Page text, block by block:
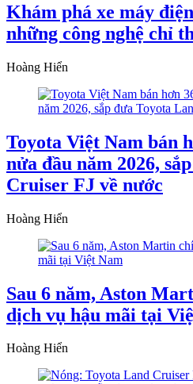
Khám phá xe máy
những công nghệ chỉ
Hoàng Hiển
Toyota Việt Nam bán
nửa đầu năm 2026,
Cruiser FJ về nước
Hoàng Hiển
Sau 6 năm, Aston
dịch vụ hậu mãi tại
Hoàng Hiển